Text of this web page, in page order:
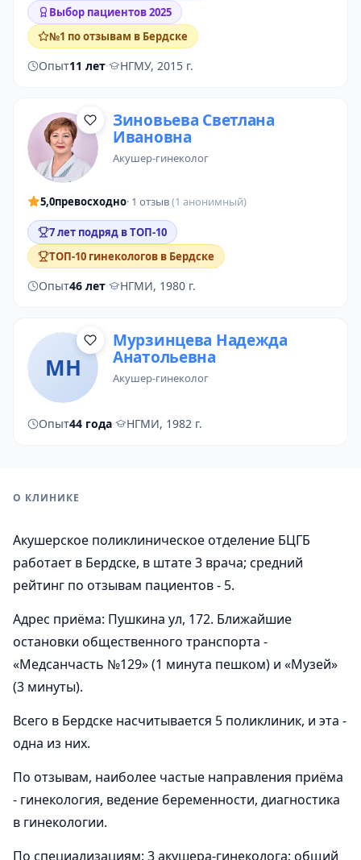
Выбор пациентов 2025
№1 по отзывам в Бердске
Опыт11 лет· НГМУ, 2015 г.
Зиновьева Светлана
Ивановна
акушер-гинеколог
5,0превосходно· 1 отзыв(1 анонимный)
7 лет подряд в ТОП-10
ТОП-10 гинекологов в Бердске
Опыт46 лет· НГМИ, 1980 г.
МН
Мурзинцева Надежда
Анатольевна
акушер-гинеколог
Опыт44 года· НГМИ, 1982 г.
О КЛИНИКЕ
Акушерское поликлиническое отделение БЦГБ
работает в Бердске, в штате 3 врача; средний
рейтинг по отзывам пациентов - 5.
Адрес приёма: Пушкина ул, 172. Ближайшие
остановки общественного транспорта -
«Медсанчасть №129» (1 минута пешком) и «Музей»
(3 минуты).
Всего в Бердске насчитывается 5 поликлиник, и эта -
одна из них.
По отзывам, наиболее частые направления приёма
- гинекология, ведение беременности, диагностика
в гинекологии.
По специализациям: 3 акушера-гинеколога; общий